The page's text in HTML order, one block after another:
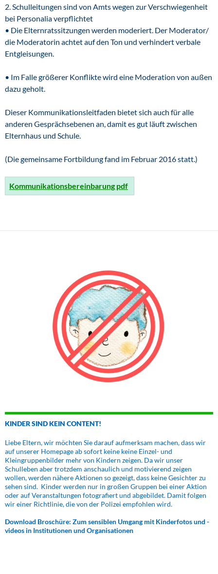
2. Schulleitungen sind von Amts wegen zur Verschwiegenheit
bei Personalia verpflichtet
• Die Elternratssitzungen werden moderiert. Der Moderator/
die Moderatorin achtet auf den Ton und verhindert verbale
Entgleisungen.
• Im Falle größerer Konflikte wird eine Moderation von außen
dazu geholt.
Dieser Kommunikationsleitfaden bietet sich auch für alle
anderen Gesprächsebenen an, damit es gut läuft zwischen
Elternhaus und Schule.
(Die gemeinsame Fortbildung fand im Februar 2016 statt.)
Kommunikationsbereinbarung pdf
KINDER SIND KEIN CONTENT!
Liebe Eltern, wir möchten Sie darauf aufmerksam machen, dass wir
auf unserer Homepage ab sofort keine keine Einzel- und
Kleingruppenbilder mehr von Kindern zeigen. Da wir unser
Schulleben aber trotzdem anschaulich und motivierend zeigen
wollen, werden nähere Aktionen so gezeigt, dass keine Gesichter zu
sehen sind. Kinder werden nur in großen Gruppen bei einer Aktion
oder auf Veranstaltungen fotografiert und abgebildet. Damit folgen
wir einer Richtlinie, die von der Polizei empfohlen wird.
Download Broschüre: Zum sensiblen Umgang mit Kinderfotos und -
videos in Institutionen und Organisationen